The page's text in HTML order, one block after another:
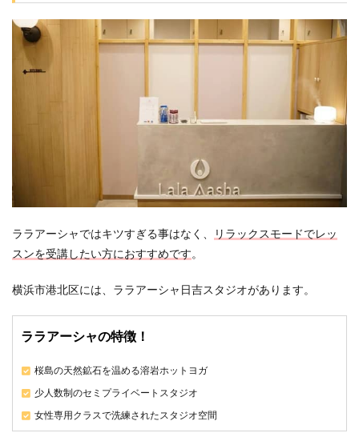
ララアーシャではキツすぎる事はなく、
リラックスモードでレッ
スンを受講したい方におすすめです。
横浜市港北区には、ララアーシャ日吉スタジオがあります。
ララアーシャの特徴！
桜島の天然鉱石を温める溶岩ホットヨガ
少人数制のセミプライベートスタジオ
女性専用クラスで洗練されたスタジオ空間